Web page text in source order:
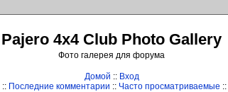
Pajero 4x4 Club Photo Gallery
Фото галерея для форума
Домой :: Вход
:: Последние комментарии :: Часто просматриваемые ::